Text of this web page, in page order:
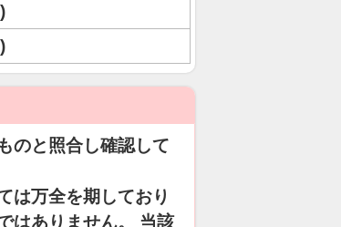
のと照合し確認して
は万全を期しており
はありません。 当該